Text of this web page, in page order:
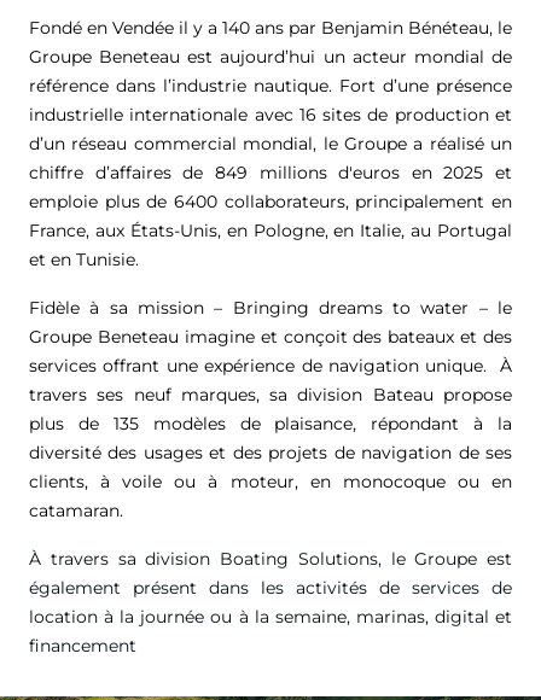
Fondé en Vendée il y a 140 ans par Benjamin Bénéteau, le
Groupe Beneteau est aujourd’hui un acteur mondial de
référence dans l’industrie nautique. Fort d’une présence
industrielle internationale avec 16 sites de production et
d’un réseau commercial mondial, le Groupe a réalisé un
chiffre d’affaires de 849 millions d'euros en 2025 et
emploie plus de 6400 collaborateurs, principalement en
France, aux États-Unis, en Pologne, en Italie, au Portugal
et en Tunisie.
Fidèle à sa mission – Bringing dreams to water – le
Groupe Beneteau imagine et conçoit des bateaux et des
services offrant une expérience de navigation unique. À
travers ses neuf marques, sa division Bateau propose
plus de 135 modèles de plaisance, répondant à la
diversité des usages et des projets de navigation de ses
clients, à voile ou à moteur, en monocoque ou en
catamaran.
À travers sa division Boating Solutions, le Groupe est
également présent dans les activités de services de
location à la journée ou à la semaine, marinas, digital et
financement